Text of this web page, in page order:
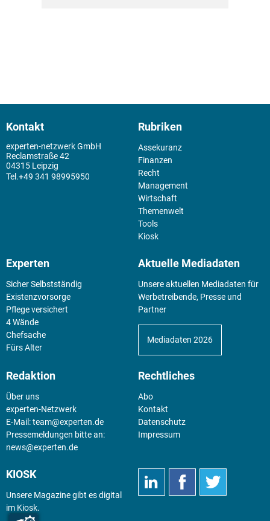
Kontakt
experten-netzwerk GmbH
Reclamstraße 42
04315 Leipzig
+49 341 98995950
Rubriken
Assekuranz
Finanzen
Recht
Management
Wirtschaft
Themenwelt
Tools
Kiosk
Experten
Sicher Selbstständig
Existenz­vorsorge
Pflege versichert
4 Wände
Chefsache
Fürs Alter
Aktuelle Mediadaten
Unsere aktuellen Mediadaten für
Werbetreibende, Presse und
Partner
Mediadaten 2026
Redaktion
Über uns
experten-Netzwerk
E-Mail:team@experten.de
Pressemeldungen bitte an:
news@experten.de
Rechtliches
Abo
Kontakt
Datenschutz
Impressum
KIOSK
Unsere Magazine gibt es digital
im Kiosk.